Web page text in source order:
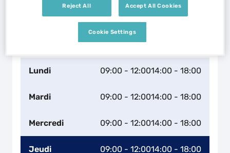
Lundi 09:00 - 12:0014:00 - 18:00
Mardi 09:00 - 12:0014:00 - 18:00
Mercredi 09:00 - 12:0014:00 - 18:00
Jeudi 09:00 - 12:0014:00 - 18:00
Leaflet
Naviguer
Reject All Accept All Cookies
Cookie Settings